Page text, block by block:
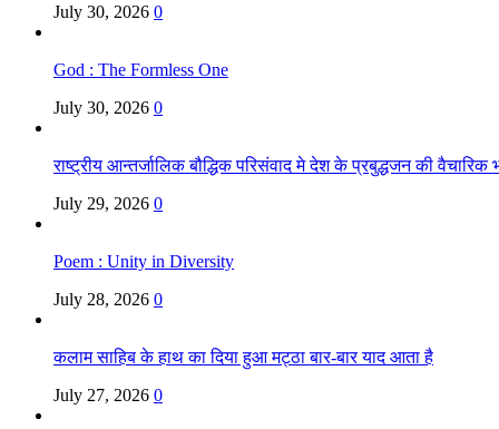
July 30, 2026 0
God : The Formless One
July 30, 2026 0
राष्ट्रीय आन्तर्जालिक बौद्धिक परिसंवाद मे देश के प्रबुद्धजन की वैचारिक
July 29, 2026 0
Poem : Unity in Diversity
July 28, 2026 0
कलाम साहिब के हाथ का दिया हुआ मट्ठा बार-बार याद आता है
July 27, 2026 0